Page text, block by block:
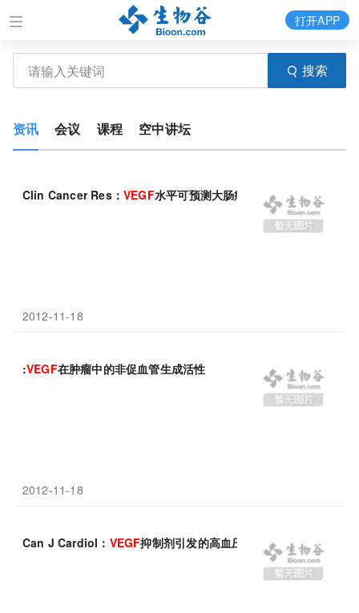
搜索
打开APP
资讯 会议 课程 空中讲坛
Clin Cancer Res：VEGF水平可预测大肠癌患者是否受益于阿瓦
2012-11-18
:VEGF在肿瘤中的非促血管生成活性
2012-11-18
Can J Cardiol： VEGF抑制剂引发的高血压并非副作用